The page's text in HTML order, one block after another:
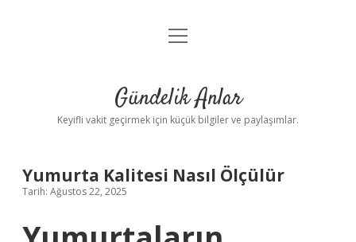
Anasayfa
Yasal Uyarı
menüyü
Gündelik Anlar
Keyifli vakit geçirmek için küçük bilgiler ve paylaşımlar.
Yumurta Kalitesi Nasıl Ölçülür
Tarih: Ağustos 22, 2025